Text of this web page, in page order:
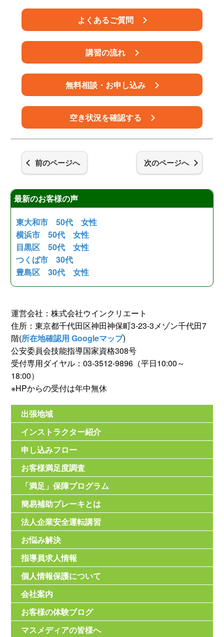
よくあるご質問
講習の流れ
無料相談・お申し込み
空き状況を確認する
前のページへ 次のページへ
最新のお客様の声
東大和市 50代 女性
横浜市 50代 女性
目黒区 50代 女性
つくば市 30代
豊島区 30代 女性
運営会社：株式会社ウインクリエート
住所：東京都千代田区神田神保町3-23-3メゾン千代田7
階(所在地確認用 Googleマップ)
公安委員会技能指導国家資格308号
受付専用ダイヤル：03-3512-9896（平日10:00～
18:00）
※HPからの受付は年中無休
出張地域
インストラクター紹介
申し込みフロー
お客様満足度調査
「満足」保障プログラム
簡易補助ブレーキとは
法人企業安全運転講習
お悩み解決
指導員求人情報
個人情報保護について
会社案内
お客様の体験ブログ
マスメディアの皆様へ